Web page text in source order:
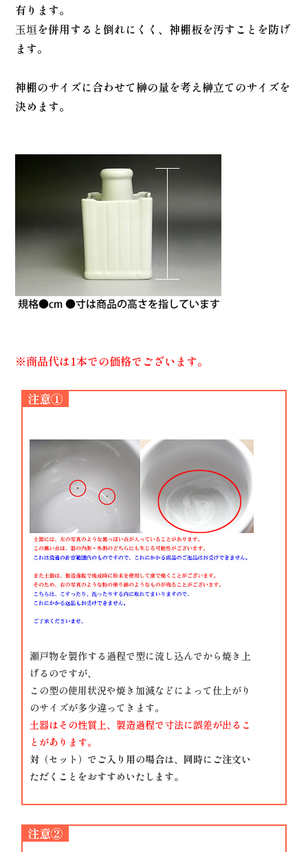
有ります。
玉垣を併用すると倒れにくく、神棚板を汚すことを防げ
ます。
神棚のサイズに合わせて榊の量を考え榊立てのサイズを
決めます。
※商品代は1本での価格でございます。
注意①
瀬戸物を製作する過程で型に流し込んでから焼き上
げるのですが、
この型の使用状況や焼き加減などによって仕上がり
のサイズが多少違ってきます。
土器はその性質上、製造過程で寸法に誤差が出るこ
とがあります。
対（セット）でご入り用の場合は、同時にご注文い
ただくことをおすすめいたします。
注意②